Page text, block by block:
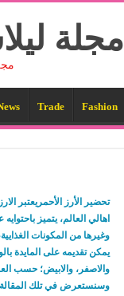
مجلة
Fashion
Trade
تحضير الأرز الأحمريعتبر
اهالي العالم، يتميز
وغيرها من المكونات
يمكن تقديمه على المايدة
والاصفر، والابيض؛ حسب
وسنستعرض في تلك المقالة